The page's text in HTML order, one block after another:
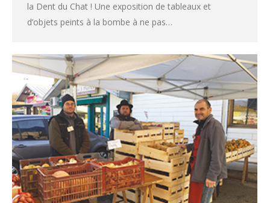
la Dent du Chat ! Une exposition de tableaux et
d’objets peints à la bombe à ne pas…